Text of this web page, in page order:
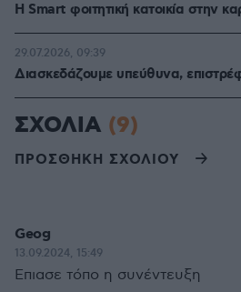
Η Smart φοιτητική κατοικία στην
Διασκεδάζουμε υπεύθυνα,
29.07.2026, 09:39
ΣΧΟΛΙΑ (9)
ΠΡΟΣΘΗΚΗ ΣΧΟΛΙΟΥ
Geog
13.09.2024, 15:49
Επιασε τόπο η συνέντευξη